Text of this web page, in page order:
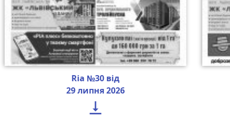
Ria №30 від
29 липня 2026
